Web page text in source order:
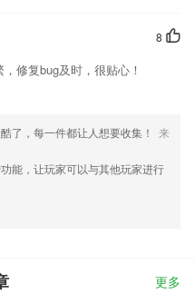
8
修复bug及时，很贴心！
了，每一件都让人想要收集！
来
能，让玩家可以与其他玩家进行
更多